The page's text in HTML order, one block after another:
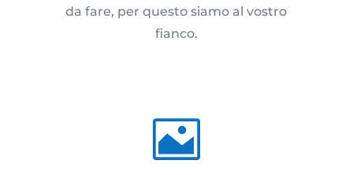
da fare, per questo siamo al vostro
fianco.
